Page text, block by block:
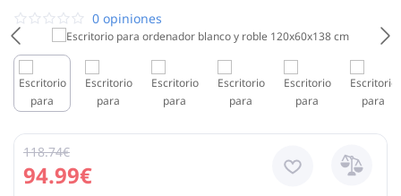
0 opiniones
94.99€
118.74€